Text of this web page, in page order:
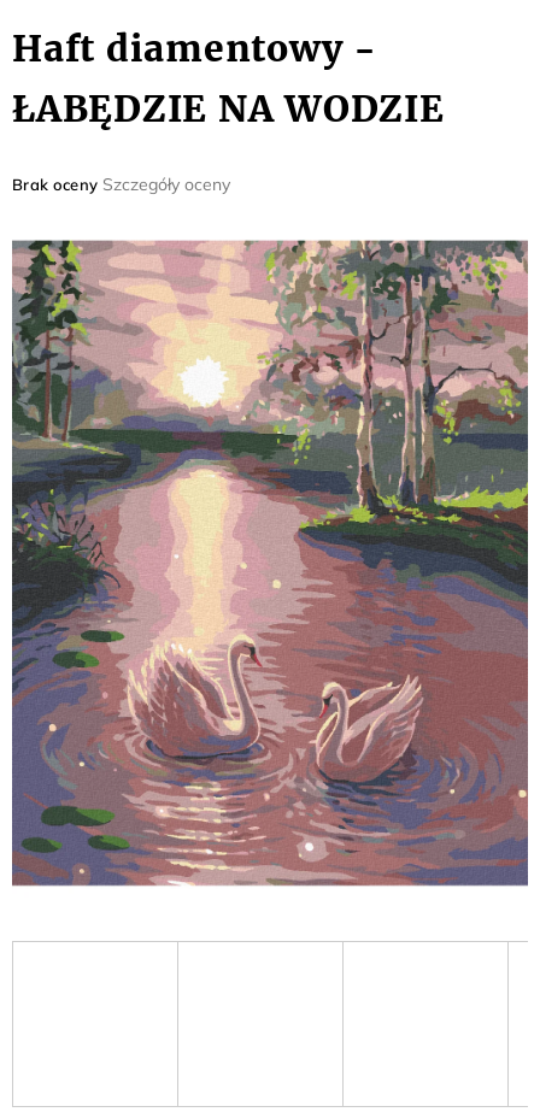
Haft diamentowy -
ŁABĘDZIE NA WODZIE
Średnia
wynosi
0,0
na
5
gwiazdek.
Brak oceny Szczegóły oceny